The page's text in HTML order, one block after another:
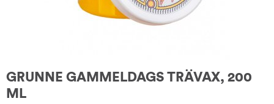
GRUNNE GAMMELDAGS TRÄVAX, 200
ML